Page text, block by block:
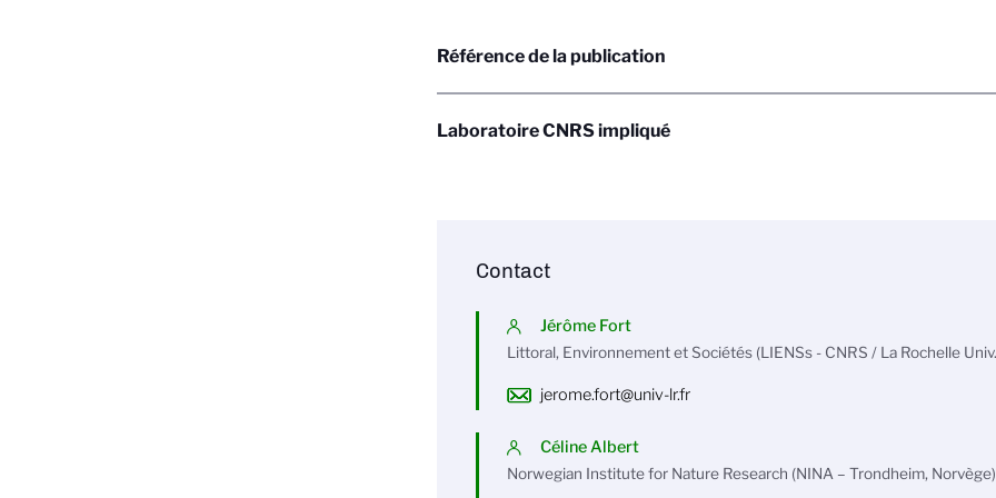
Référence de la publication
Laboratoire CNRS impliqué
Contact
Jérôme Fort
Littoral, Environnement et Sociétés (LIENSs - CNRS / La Rochelle
jerome.fort@univ-lr.fr
Céline Albert
Norwegian Institute for Nature Research (NINA – Trondheim, Norvège)